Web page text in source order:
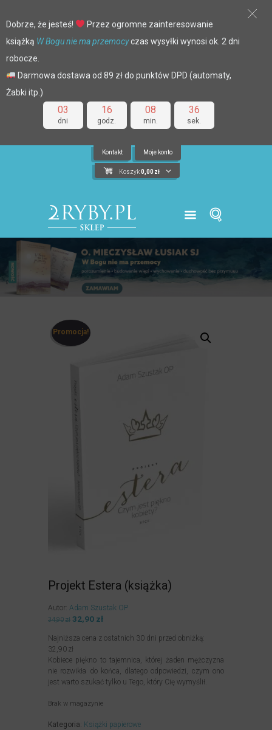
03
dni
16
godz.
08
min.
35
sek.
Dobrze, że jesteś!
Przez ogromne zainteresowanie
książką W Bogu nie ma przemocyczas wysyłki wynosi ok. 2 dni
robocze.
Darmowa dostawa od 89 zł do punktów DPD (automaty,
Żabki itp.)
Kontakt Moje konto
Koszyk 0,00 zł
Promocja!
Projekt Estera (książka)
Autor: Adam Szustak OP
34,90zł Pierwotna
wynosiła:
34,90zł.
32,90 złAktualna
wynosi:
Najniższa cena z ostatnich 30 dni przed obniżką:
32,90 zł
Kobiece piękno to tajemnica, której żaden mężczyzna
nie rozwikła do końca, dlatego odpowiedzi, czym ono
jest warto szukać tylko u Tego, który Cię wymyślił.
Brak w magazynie
Kategoria: Książki papierowe